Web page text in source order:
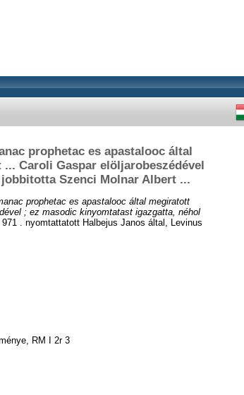
prophetac es apastalooc által
Caroli Gaspar elöljarobeszédével
Szenci Molnar Albert ...
prophetac es apastalooc által megiratott
; ez masodic kinyomtatast igazgatta, néhol
. nyomtattatott Halbejus Janos által, Levinus
RM I 2r 3